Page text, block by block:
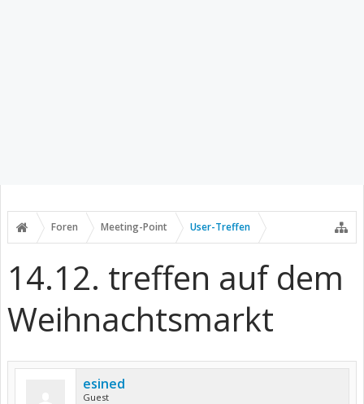
Foren Meeting-Point User-Treffen
14.12. treffen auf dem
Weihnachtsmarkt
esined
Guest